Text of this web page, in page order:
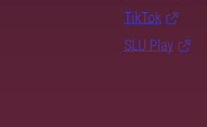
TikTok
SLU Play